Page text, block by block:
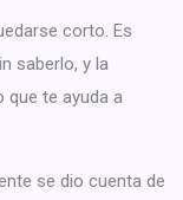
corto. Es
saberlo, y la
que te ayuda a
se dio cuenta de